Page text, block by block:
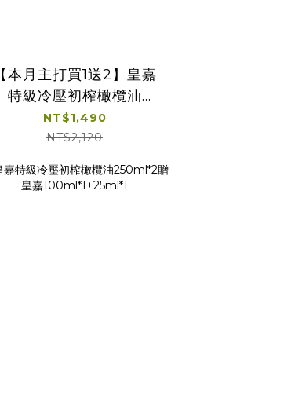
【本月主打買1送2】皇嘉
特級冷壓初榨橄欖油
Picual 500ml贈皇嘉
100ml*1+25ml*1
NT$1,490
NT$2,120